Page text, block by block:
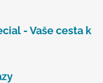
- Vaše cesta k